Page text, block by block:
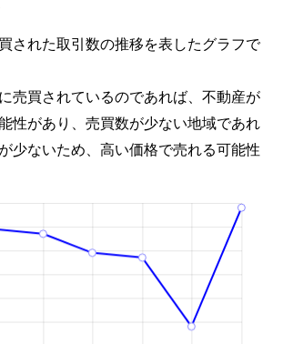
された取引数の推移を表したグラフで
売買されているのであれば、不動産が
性があり、売買数が少ない地域であれ
少ないため、高い価格で売れる可能性